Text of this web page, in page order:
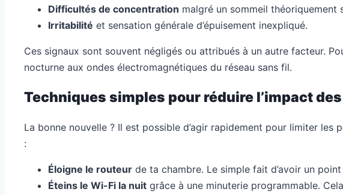
Difficultés de concentration malgré un sommeil théoriquement
Irritabilité et sensation générale d’épuisement inexpliqué.
Ces signaux sont souvent négligés ou attribués à un autre facteur.
nocturne aux ondes électromagnétiques du réseau sans fil.
Techniques simples pour réduire l’impact
La bonne nouvelle ? Il est possible d’agir rapidement pour limiter
:
Éloigne le routeur de ta chambre. Le simple fait d’avoir un
Éteins le Wi-Fi la nuit grâce à une minuterie programmable.